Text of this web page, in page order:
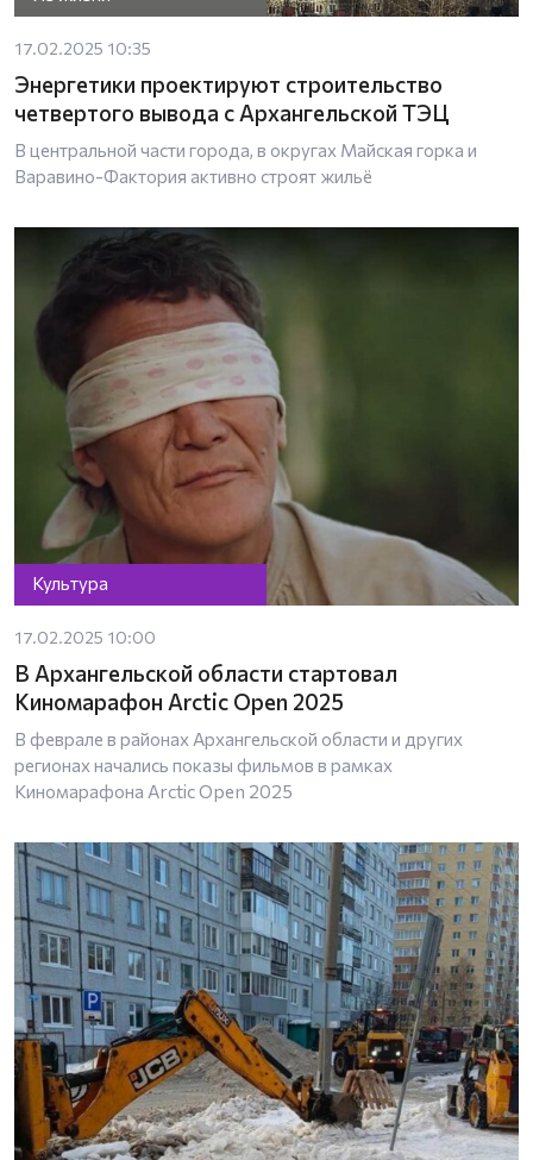
17.02.2025 10:35
Энергетики проектируют строительство
четвертого вывода с Архангельской ТЭЦ
В центральной части города, в округах Майская горка и
Варавино-Фактория активно строят жильё
Культура
17.02.2025 10:00
В Архангельской области стартовал
Киномарафон Arctic Open 2025
В феврале в районах Архангельской области и других
регионах начались показы фильмов в рамках
Киномарафона Arctic Open 2025